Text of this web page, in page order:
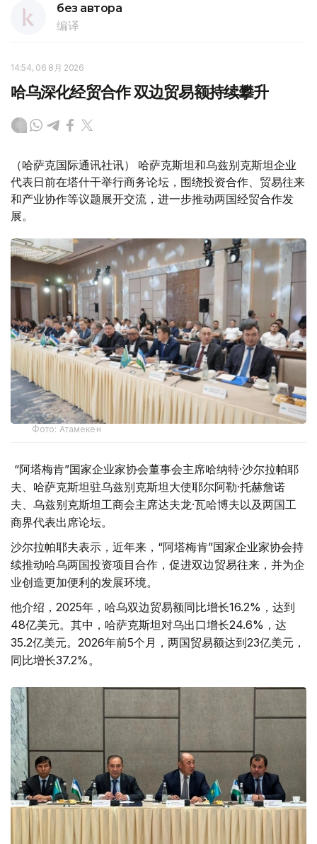
без автора
编译
14:54, 06 8月 2026
哈乌深化经贸合作 双边贸易额持续攀升
（哈萨克国际通讯社讯） 哈萨克斯坦和乌兹别克斯坦企业
代表日前在塔什干举行商务论坛，围绕投资合作、贸易往来
和产业协作等议题展开交流，进一步推动两国经贸合作发
展。
Фото: Атамекен
“阿塔梅肯”国家企业家协会董事会主席哈纳特·沙尔拉帕耶
夫、哈萨克斯坦驻乌兹别克斯坦大使耶尔阿勒·托赫詹诺
夫、乌兹别克斯坦工商会主席达夫龙·瓦哈博夫以及两国工
商界代表出席论坛。
沙尔拉帕耶夫表示，近年来，“阿塔梅肯”国家企业家协会持
续推动哈乌两国投资项目合作，促进双边贸易往来，并为企
业创造更加便利的发展环境。
他介绍，2025年，哈乌双边贸易额同比增长16.2%，达到
48亿美元。其中，哈萨克斯坦对乌出口增长24.6%，达
35.2亿美元。2026年前5个月，两国贸易额达到23亿美元，
同比增长37.2%。